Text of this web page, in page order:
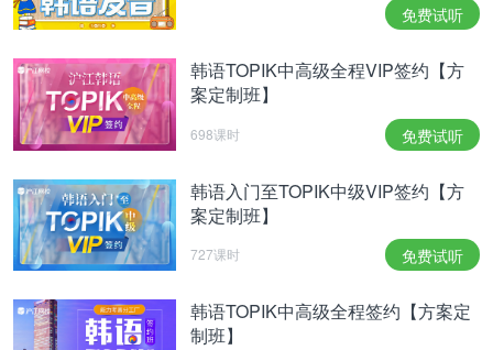
免费试听
韩语TOPIK中高级全程VIP签约【方
案定制班】
698课时 免费试听
韩语入门至TOPIK中级VIP签约【方
案定制班】
727课时 免费试听
韩语TOPIK中高级全程签约【方案定
制班】